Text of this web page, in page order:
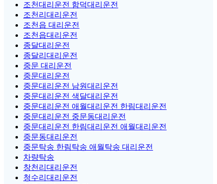
조천대리운전 함덕대리운전
조천리대리운전
조천읍 대리운전
조천읍대리운전
종달대리운전
종달리대리운전
중문 대리운전
중문대리운전
중문대리운전 남원대리운전
중문대리운전 색달대리운전
중문대리운전 애월대리운전 한림대리운전
중문대리운전 중문동대리운전
중문대리운전 한림대리운전 애월대리운전
중문동대리운전
중문탁송 한림탁송 애월탁송 대리운전
차량탁송
창천리대리운전
청수리대리운전